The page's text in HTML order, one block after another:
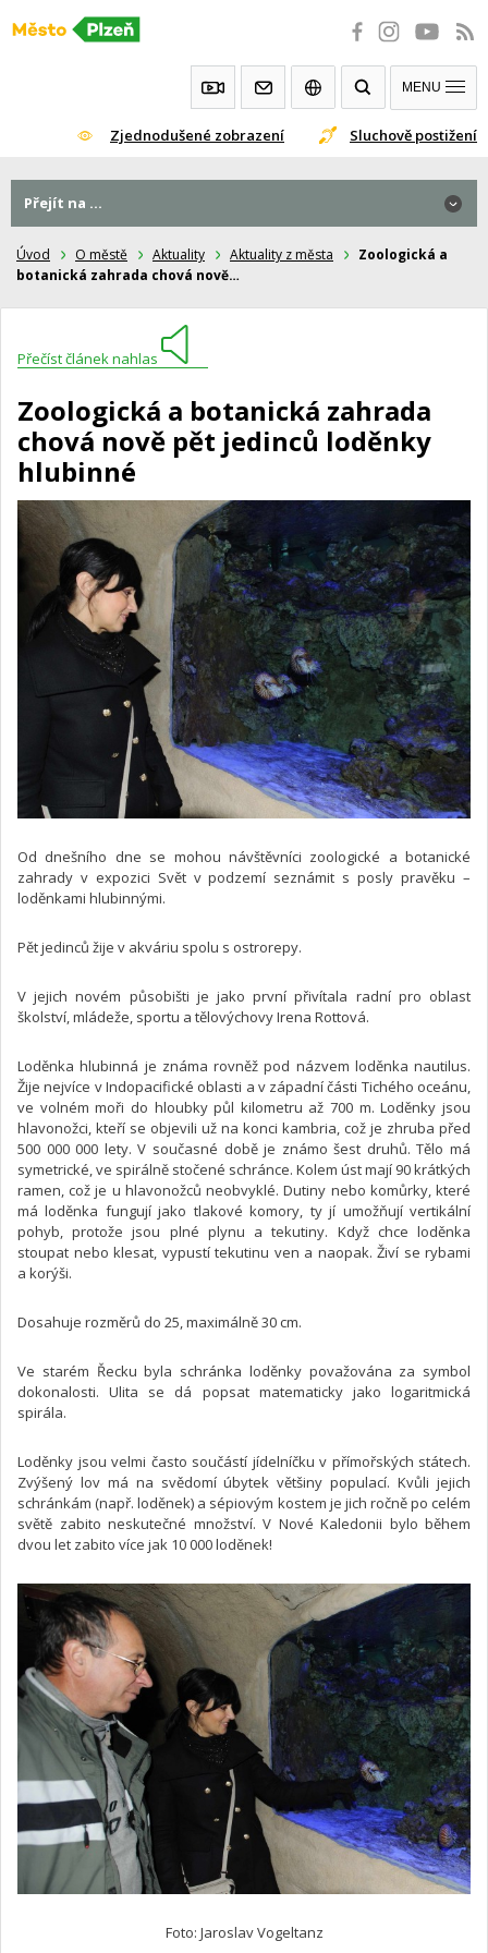
Přeskočit
Zjednodušené zobrazení Sluchově postižení
MENU
Úvod O městě Aktuality Aktuality z města
Zoologická a
botanická zahrada chová nově…
Přečíst článek nahlas
Zoologická a botanická zahrada
chová nově pět jedinců loděnky
hlubinné
Od dnešního dne se mohou návštěvníci zoologické a botanické
zahrady v expozici Svět v podzemí seznámit s posly pravěku –
loděnkami hlubinnými.
Pět jedinců žije v akváriu spolu s ostrorepy.
V jejich novém působišti je jako první přivítala radní pro oblast
školství, mládeže, sportu a tělovýchovy Irena Rottová.
Loděnka hlubinná je známa rovněž pod názvem loděnka nautilus.
Žije nejvíce v Indopacifické oblasti a v západní části Tichého oceánu,
ve volném moři do hloubky půl kilometru až 700 m. Loděnky jsou
hlavonožci, kteří se objevili už na konci kambria, což je zhruba před
500 000 000 lety. V současné době je známo šest druhů. Tělo má
symetrické, ve spirálně stočené schránce. Kolem úst mají 90 krátkých
ramen, což je u hlavonožců neobvyklé. Dutiny nebo komůrky, které
má loděnka fungují jako tlakové komory, ty jí umožňují vertikální
pohyb, protože jsou plné plynu a tekutiny. Když chce loděnka
stoupat nebo klesat, vypustí tekutinu ven a naopak. Živí se rybami
a korýši.
Dosahuje rozměrů do 25, maximálně 30 cm.
Ve starém Řecku byla schránka loděnky považována za symbol
dokonalosti. Ulita se dá popsat matematicky jako logaritmická
spirála.
Loděnky jsou velmi často součástí jídelníčku v přímořských státech.
Zvýšený lov má na svědomí úbytek většiny populací. Kvůli jejich
schránkám (např. loděnek) a sépiovým kostem je jich ročně po celém
světě zabito neskutečné množství. V Nové Kaledonii bylo během
dvou let zabito více jak 10 000 loděnek!
Foto: Jaroslav Vogeltanz
Přejít na ...